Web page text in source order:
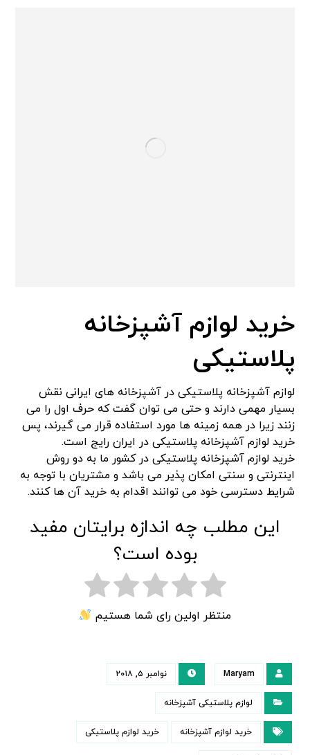
خرید لوازم آشپزخانه
پلاستیکی
لوازم آشپزخانه پلاستیکی در آشپزخانه های ایرانی نقش
بسیار مهمی دارند و حتی می توان گفت که حرف اول را می
زنند زیرا در همه زمینه ها مورد استفاده قرار می گیرند، پس
خرید لوازم آشپزخانه پلاستیکی در ایران رایج است.
خرید لوازم آشپزخانه پلاستیکی در کشور ما به دو روش
اینترنتی و سنتی امکان پذیر می باشد و مشتریان با توجه به
شرایط دسترسی خود می توانند اقدام به خرید آن ها کنند.
این مطلب چه اندازه برایتان مفید
بوده است؟
منتظر اولین رای شما هستیم
Maryam نوامبر ۵, ۲۰۱۸
لوازم پلاستیکی آشپزخانه
خرید لوازم آشپزخانه خرید لوازم پلاستیکی